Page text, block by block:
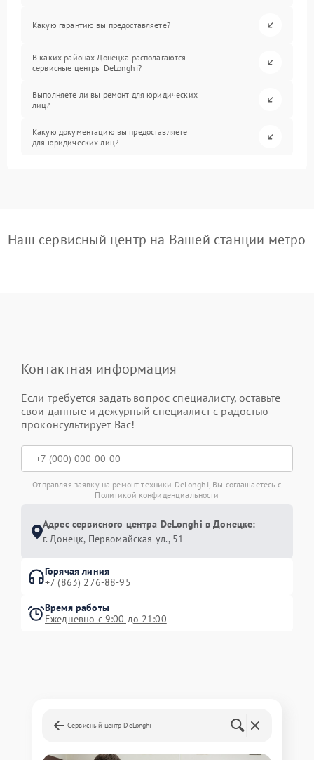
Какую гарантию вы предоставляете?
В каких районах Донецка располагаются
сервисные центры DeLonghi?
Выполняете ли вы ремонт для юридических
лиц?
Какую документацию вы предоставляете
для юридических лиц?
Наш сервисный центр на Вашей станции метро
Контактная информация
Если требуется задать вопрос специалисту, оставьте
свои данные и дежурный специалист с радостью
проконсультирует Вас!
Отправляя заявку на ремонт техники DeLonghi, Вы соглашаетесь с
Политикой конфиденциальности
Адрес сервисного центра DeLonghi в Донецке:
г. Донецк, Первомайская ул., 51
Горячая линия
+7 (863) 276-88-95
Время работы
Ежедневно с 9:00 до 21:00
Сервисный центр DeLonghi